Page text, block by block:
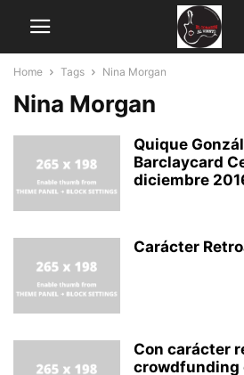
Home Tags Nina Morgan
Nina Morgan
Quique
Barclaycard
diciembre
Carácter
Con carácter
crowdfunding